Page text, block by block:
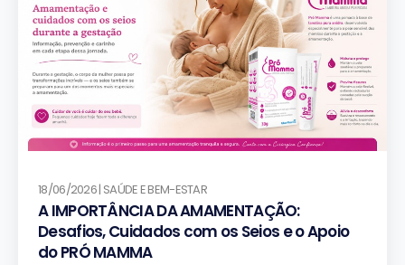
18/06/2026 | SAÚDE E BEM-ESTAR
A IMPORTÂNCIA DA AMAMENTAÇÃO:
Desafios, Cuidados com os Seios e o Apoio
do PRÓ MAMMA